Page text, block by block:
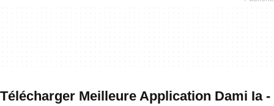
Télécharger Meilleure Application Dami Ia -